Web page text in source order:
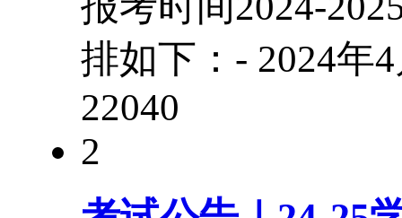
排如下：- 2024年
22040
2